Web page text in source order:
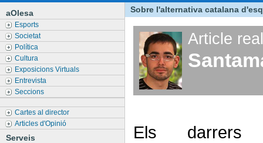
aOlesa
Esports
Societat
Política
Cultura
Exposicions Virtuals
Entrevista
Seccions
Cartes al director
Articles d'Opinió
Serveis
Sobre l'alternativa catalana
Article
Els darrers